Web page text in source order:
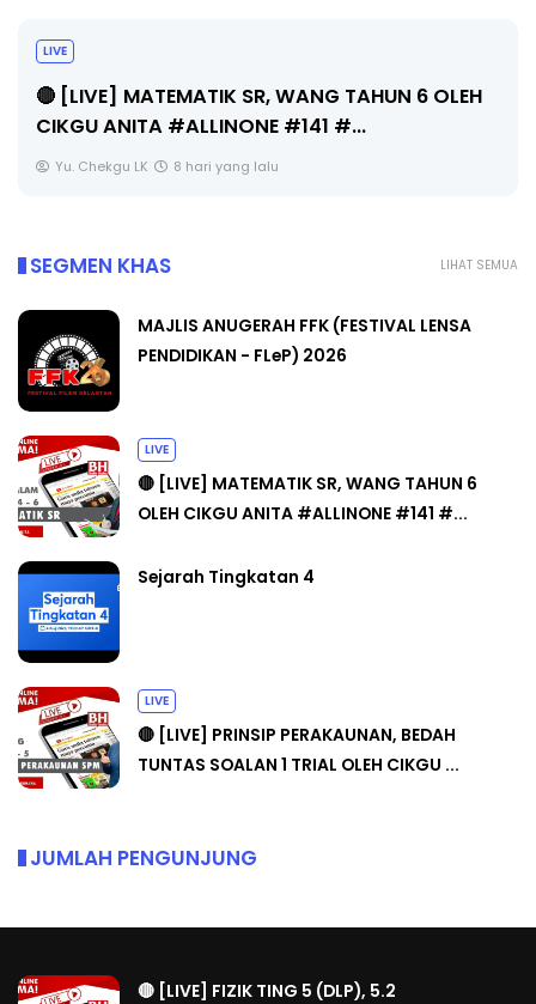
Sejarah Tingkatan 4
Unknown 8 hari yang lalu
LIHAT SEMUA
SEGMEN KHAS
MAJLIS ANUGERAH FFK (FESTIVAL LENSA
PENDIDIKAN - FLeP) 2026
LIVE
🔴 [LIVE] MATEMATIK SR, WANG TAHUN 6
OLEH CIKGU ANITA #ALLINONE #141 #...
Sejarah Tingkatan 4
LIVE
🔴 [LIVE] PRINSIP PERAKAUNAN, BEDAH
TUNTAS SOALAN 1 TRIAL OLEH CIKGU ...
JUMLAH PENGUNJUNG
🔴 [LIVE] FIZIK TING 5 (DLP), 5.2